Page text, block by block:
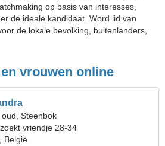
op basis van interesses,
de ideale kandidaat. Word lid van
de lokale bevolking, buitenlanders,
vrouwen online
Steenbok
vriendje 28-34
België